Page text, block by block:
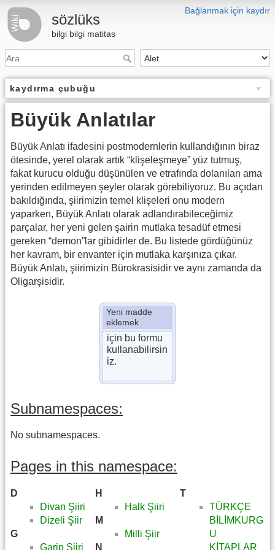
Bağlanmak için kaydır
sözlüks
bilgi bilgi matitas
kaydırma çubuğu
Büyük Anlatılar
Büyük Anlatı ifadesini postmodernlerin kullandığının biraz
ötesinde, yerel olarak artık “klişeleşmeye” yüz tutmuş,
fakat kurucu olduğu düşünülen ve etrafında dolanılan ama
yerinden edilmeyen şeyler olarak görebiliyoruz. Bu açıdan
bakıldığında, şiirimizin temel klişeleri onu modern
yaparken, Büyük Anlatı olarak adlandırabileceğimiz
parçalar, her yeni gelen şairin mutlaka tesadüf etmesi
gereken “demon”lar gibidirler de. Bu listede gördüğünüz
her kavram, bir envanter için mutlaka karşınıza çıkar.
Büyük Anlatı, şiirimizin Bürokrasisidir ve aynı zamanda da
Oligarşisidir.
Yeni madde
eklemek
için bu formu
kullanabilirsin
iz.
Subnamespaces:
No subnamespaces.
Pages in this namespace:
D
Divan Şiiri
Dizeli Şiir
G
Garip Şiiri
H
Halk Şiiri
M
Milli Şiir
N
T
TÜRKÇE
BİLİMKURG
U
KİTAPLAR